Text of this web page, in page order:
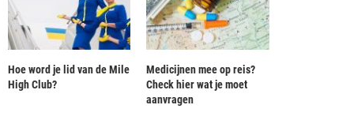
Hoe word je lid van de Mile
High Club?
Medicijnen mee op reis?
Check hier wat je moet
aanvragen